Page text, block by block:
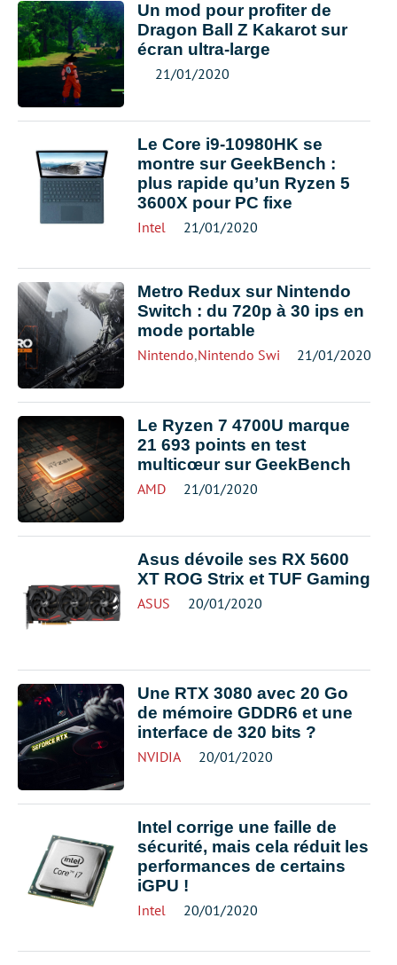
Un mod pour profiter de
Dragon Ball Z Kakarot sur
écran ultra-large
21/01/2020
Le Core i9-10980HK se
montre sur GeekBench :
plus rapide qu’un Ryzen 5
3600X pour PC fixe
Intel 21/01/2020
Metro Redux sur Nintendo
Switch : du 720p à 30 ips en
mode portable
Nintendo,Nintendo Switch21/01/2020
Le Ryzen 7 4700U marque
21 693 points en test
multicœur sur GeekBench
AMD 21/01/2020
Asus dévoile ses RX 5600
XT ROG Strix et TUF Gaming
ASUS 20/01/2020
Une RTX 3080 avec 20 Go
de mémoire GDDR6 et une
interface de 320 bits ?
NVIDIA 20/01/2020
Intel corrige une faille de
sécurité, mais cela réduit les
performances de certains
iGPU !
Intel 20/01/2020